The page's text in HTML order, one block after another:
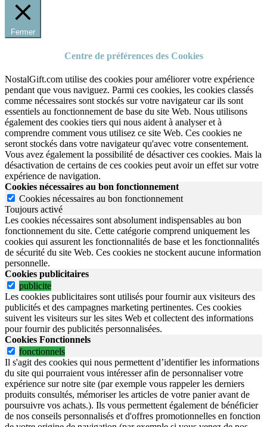
Fermer
Centre de préférences des Cookies
NostalGift.com utilise des cookies pour améliorer votre expérience
pendant que vous naviguez. Parmi ces cookies, les cookies classés
comme nécessaires sont stockés sur votre navigateur car ils sont
essentiels au fonctionnement de base du site Web. Nous utilisons
également des cookies tiers qui nous aident à analyser et à
comprendre comment vous utilisez ce site Web. Ces cookies ne
seront stockés dans votre navigateur qu'avec votre consentement.
Vous avez également la possibilité de désactiver ces cookies. Mais la
désactivation de certains de ces cookies peut avoir un effet sur votre
expérience de navigation.
Cookies nécessaires au bon fonctionnement
Cookies nécessaires au bon fonctionnement
Toujours activé
Les cookies nécessaires sont absolument indispensables au bon
fonctionnement du site. Cette catégorie comprend uniquement les
cookies qui assurent les fonctionnalités de base et les fonctionnalités
de sécurité du site Web. Ces cookies ne stockent aucune information
personnelle.
Cookies publicitaires
publicite
Les cookies publicitaires sont utilisés pour fournir aux visiteurs des
publicités et des campagnes marketing pertinentes. Ces cookies
suivent les visiteurs sur les sites Web et collectent des informations
pour fournir des publicités personnalisées.
Cookies Fonctionnels
fonctionnels
Il s'agit des cookies qui nous permettent d’identifier les informations
du site qui pourraient vous intéresser afin de personnaliser votre
expérience sur notre site (par exemple vous rappeler les derniers
produits consultés, mémoriser les articles de votre panier avant de
poursuivre vos achats.). Ils vous permettent également de bénéficier
de nos conseils personnalisés et d'offres promotionnelles en fonction